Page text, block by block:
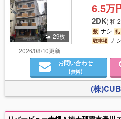
29枚
2026/08/10更新
6.5万
2DK(和
敷 ナシ 礼
駐車場 ナシ
お問い合わせ
【無料】
(株